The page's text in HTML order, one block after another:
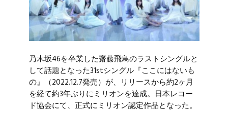
乃木坂46を卒業した齋藤飛鳥のラストシングルと
して話題となった31stシングル『ここにはないも
の』（2022.12.7発売）が、リリースから約2ヶ月
を経て約3年ぶりにミリオンを達成。日本レコー
ド協会にて、正式にミリオン認定作品となった。